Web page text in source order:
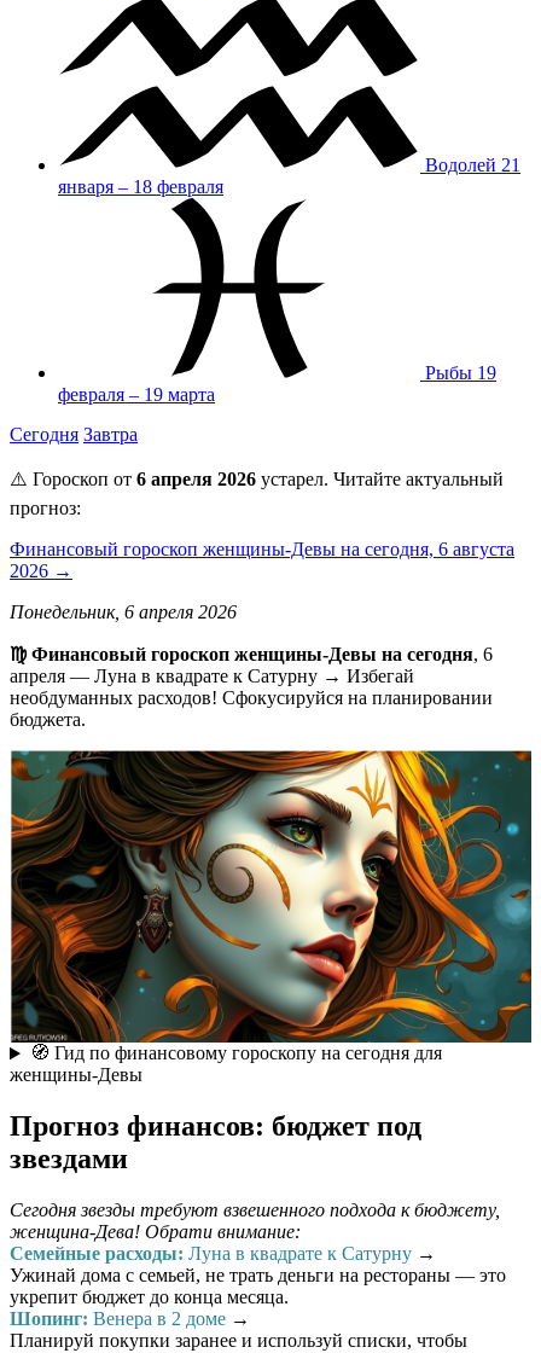
Водолей 21
января – 18 февраля
Рыбы 19
февраля – 19 марта
Сегодня Завтра
⚠️ Гороскоп от 6 апреля 2026 устарел. Читайте актуальный
прогноз:
Финансовый гороскоп женщины-Девы на сегодня, 6 августа
2026 →
Понедельник, 6 апреля 2026
♍ Финансовый гороскоп женщины-Девы на сегодня, 6
апреля — Луна в квадрате к Сатурну → Избегай
необдуманных расходов! Сфокусируйся на планировании
бюджета.
🧭 Гид по финансовому гороскопу на сегодня для
женщины-Девы
Прогноз финансов: бюджет под
звездами
Сегодня звезды требуют взвешенного подхода к бюджету,
женщина-Дева! Обрати внимание:
Семейные расходы: Луна в квадрате к Сатурну →
Ужинай дома с семьей, не трать деньги на рестораны — это
укрепит бюджет до конца месяца.
Шопинг: Венера в 2 доме →
Планируй покупки заранее и используй списки, чтобы